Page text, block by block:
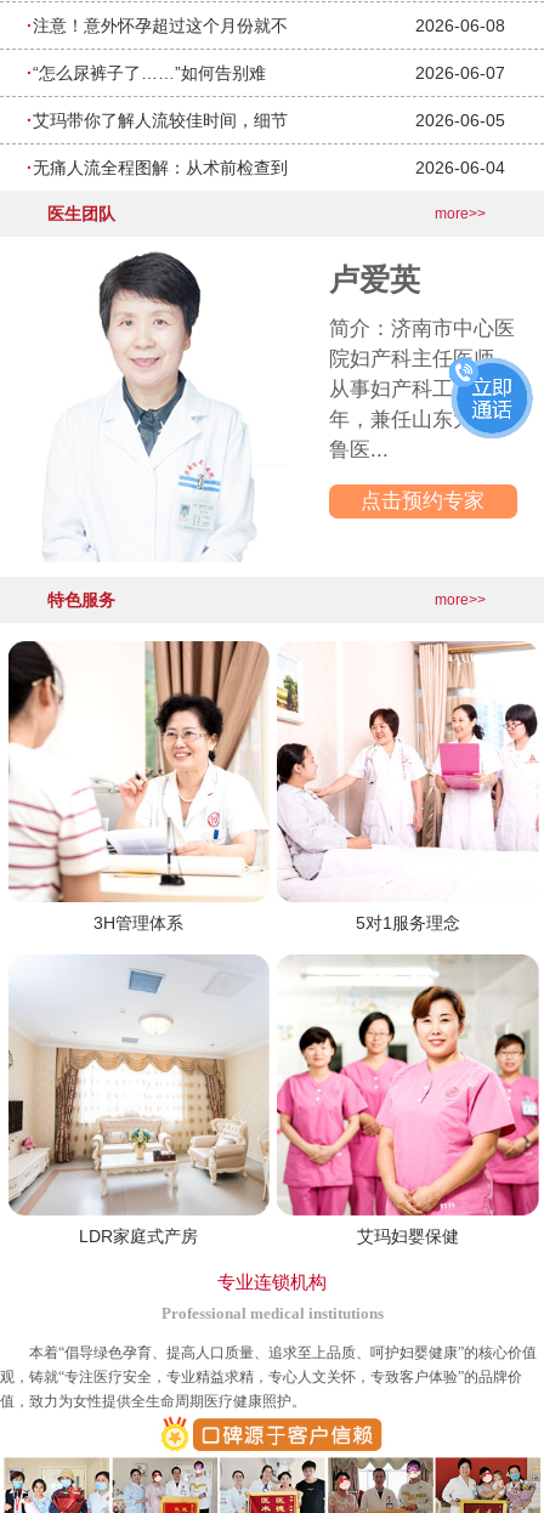
·注意！意外怀孕超过这个月份就不 2026-06-08
·“怎么尿裤子了……”如何告别难 2026-06-07
·艾玛带你了解人流较佳时间，细节 2026-06-05
·无痛人流全程图解：从术前检查到 2026-06-04
产后盆底功能出现问题，你是其中 2026-06-03
更多医院动态>>
医生团队 more>>
卢爱英
简介：济南市中心医
院妇产科主任医师，
从事妇产科工作30多
年，兼任山东大学齐
鲁医...
点击预约专家
特色服务 more>>
3H管理体系 5对1服务理念
LDR家庭式产房 艾玛妇婴保健
专业连锁机构
Professional medical institutions
本着“倡导绿色孕育、提高人口质量、追求至上品质、呵护妇婴健康”的核心价值
观，铸就“专注医疗安全，专业精益求精，专心人文关怀，专致客户体验”的品牌价
值，致力为女性提供全生命周期医疗健康照护。